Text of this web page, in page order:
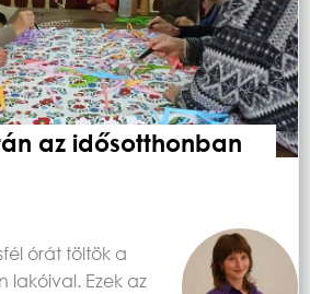
az idősotthonban
órát töltök a
lakóival. Ezek az